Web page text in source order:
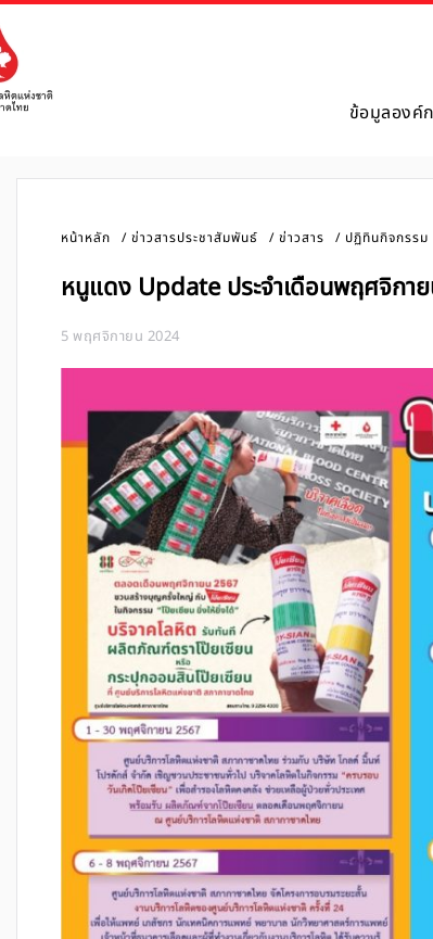
ข้อมูลองค์
หน้าหลัก ข่าวสารประชาสัมพันธ์ ข่าวสาร ปฏิทินกิจกรรม
หนูแดง Update ประจำเดือนพฤศจิกา
5 พฤศจิกายน 2024